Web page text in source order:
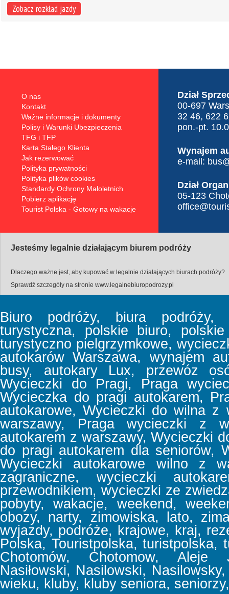
Zobacz rozkład jazdy
O nas
Kontakt
Ważne informacje i dokumenty
Polisy i Warunki Ubezpieczenia
TFG i TFP
Karta Stałego Klienta
Jak rezerwować
Polityka prywatności
Polityka plików cookies
Standardy Ochrony Małoletnich
Pobierz aplikację
Tourist Polska - Gotowy na wakacje
Dział
00-697
32 46, 622
pon.-pt.
Wynajem
e-mail:
Dział
05-123
Jesteśmy legalnie działającym biurem podróży
Dlaczego ważne jest, aby kupować w legalnie działających biurach podróży?
Sprawdź szczegóły na stronie www.legalnebiuropodrozy.pl
Biuro podróży, biura podróży,
turystyczna, polskie biuro,
turystyczno pielgrzymkowe,
autokarów Warszawa, wynajem
busy, autokary Lux, przewóz
Wycieczki do Pragi, Praga
Wycieczka do pragi autokarem,
autokarowe, Wycieczki do wilna z
warszawy, Praga wycieczki z
autokarem z warszawy, Wycieczki
do pragi autokarem dla seniorów,
Wycieczki autokarowe wilno z
zagraniczne, wycieczki
przewodnikiem, wycieczki ze
pobyty, wakacje, weekend,
obozy, narty, zimowiska, lato,
wyjazdy, podróże, krajowe, kraj,
Polska, Touristpolska,
Chotomów, Chotomow, Aleje
Nasiłowski, Nasilowski,
wieku, kluby, kluby seniora,